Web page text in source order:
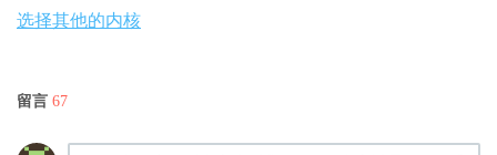
选择其他的内核
留言 67